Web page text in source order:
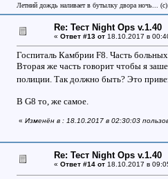
Летний дождь наливает в бутылку двора ночь...
Re: Тест Night Ops v.1.40
« Ответ #13 от18.10.2017 в
Госпиталь Камбрии F8. Часть
Вторая же часть говорит чтобы я
полиции. Так должно быть? Это
В G8 то, же самое.
« Изменён в : 18.10.2017 в 02:30:03
Re: Тест Night Ops v.1.40
« Ответ #14 от18.10.2017 в